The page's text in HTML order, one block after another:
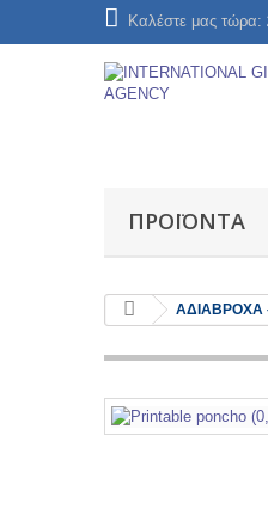
Καλέστε μας τώρα:
ΠΡΟΪΌΝΤΑ